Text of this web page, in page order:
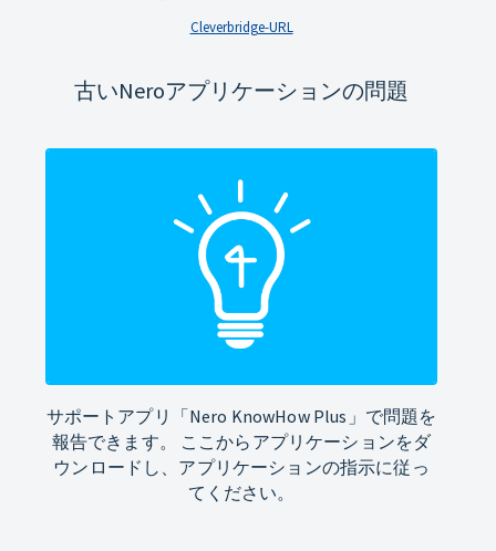
Cleverbridge-URL
古いNeroアプリケーションの問題
サポートアプリ「Nero KnowHow Plus」で問題を
報告できます。 ここからアプリケーションをダ
ウンロードし、アプリケーションの指示に従っ
てください。